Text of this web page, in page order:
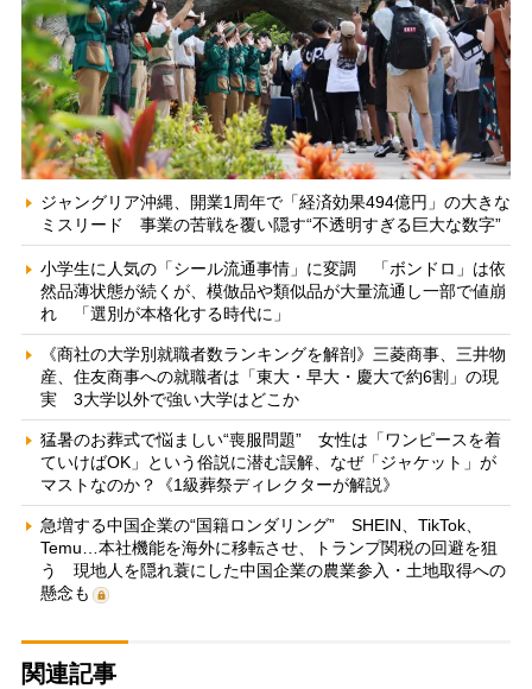
ジャングリア沖縄、開業1周年で「経済効果494億円」の大きな
ミスリード 事業の苦戦を覆い隠す“不透明すぎる巨大な数字”
小学生に人気の「シール流通事情」に変調 「ボンドロ」は依
然品薄状態が続くが、模倣品や類似品が大量流通し一部で値崩
れ 「選別が本格化する時代に」
《商社の大学別就職者数ランキングを解剖》三菱商事、三井物
産、住友商事への就職者は「東大・早大・慶大で約6割」の現
実 3大学以外で強い大学はどこか
猛暑のお葬式で悩ましい“喪服問題” 女性は「ワンピースを着
ていけばOK」という俗説に潜む誤解、なぜ「ジャケット」が
マストなのか？《1級葬祭ディレクターが解説》
急増する中国企業の“国籍ロンダリング” SHEIN、TikTok、
Temu…本社機能を海外に移転させ、トランプ関税の回避を狙
う 現地人を隠れ蓑にした中国企業の農業参入・土地取得への
懸念も
関連記事